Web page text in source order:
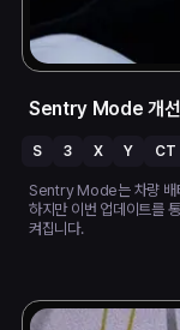
Sentry Mode 개선
S 3 X Y CT
Sentry Mode는 차량 배
하지만 이번 업데이트를
켜집니다.